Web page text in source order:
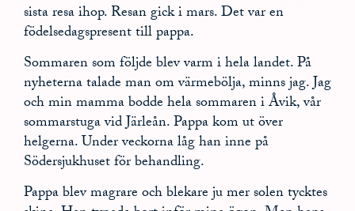
sista resa ihop. Resan gick i mars. Det var en
födelsedagspresent till pappa.
Sommaren som följde blev varm i hela landet. På
nyheterna talade man om värmebölja, minns jag. Jag
och min mamma bodde hela sommaren i Åvik, vår
sommarstuga vid Järleån. Pappa kom ut över
helgerna. Under veckorna låg han inne på
Södersjukhuset för behandling.
Pappa blev magrare och blekare ju mer solen tycktes